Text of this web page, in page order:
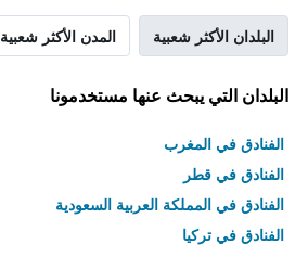
البلدان الأكثر شعبية المدن الأكثر شعبية
البلدان التي يبحث عنها مستخدمونا
الفنادق في المغرب
الفنادق في قطر
الفنادق في المملكة العربية السعودية
الفنادق في تركيا